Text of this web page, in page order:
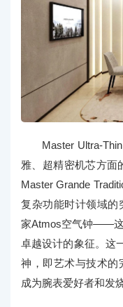
Master Ultra-
雅、超精密机芯方面
Master Grande
复杂功能时计领域的
家Atmos空气钟——这
卓越设计的象征。这
神，即艺术与技术的
成为腕表爱好者和发